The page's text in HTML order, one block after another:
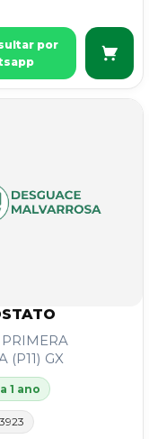
por
(P11) GX
1 ano